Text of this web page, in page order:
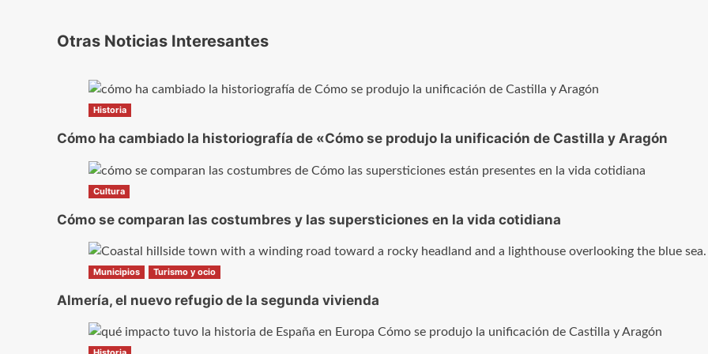
Otras Noticias Interesantes
Historia
Cómo ha cambiado la historiografía de «Cómo se produjo la unificación de Castilla y Aragón
Cultura
Cómo se comparan las costumbres y las supersticiones en la vida cotidiana
Municipios Turismo y ocio
Almería, el nuevo refugio de la segunda vivienda